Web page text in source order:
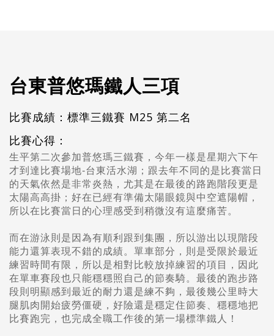
台東普悠瑪鐵人三項
比賽成績：標準三鐵賽 M25 第二名
比賽心得：
生平第二次參加普悠瑪三鐵賽，今年一樣是星期六下午
才到達比賽場地-台東活水湖；跟去年不同的是比賽當日
的天氣依然是非常炎熱，尤其是在最後的路跑階段更是
太陽高高掛；好在已經有準備太陽眼鏡與中空遮陽帽，
所以在比賽當日的心理感受到稍微沒有這麼痛苦。
而在游泳則是因為有順利跟到集團，所以游出以現階段
能力還算表現不錯的成績。單車部分，則是受限於最近
練習時間有限，所以是相對比較放掉練習的項目，因此
在單車賽段也只能穩穩照自己的節奏騎。最後的跑步路
段則明顯感到最近的耐力還是練不夠，最後幾公里時大
腿肌肉開始疲勞僵硬，好險還是穩定住節奏、穩穩地把
比賽跑完，也完成全職工作後的第一場標準鐵人！